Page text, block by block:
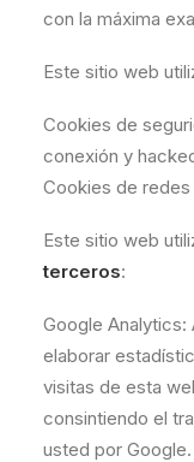
con la máxima
Este sitio web
Cookies de
conexión y
Cookies de
Este sitio web
terceros:
Google Analytics:
elaborar
visitas de esta
consintiendo el
usted por